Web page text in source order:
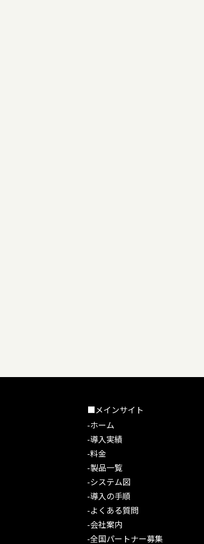
■メインサイト
-ホーム
-導入実績
-料金
-製品一覧
-システム図
-導入の手順
-よくある質問
-会社案内
-全国パートナー募集